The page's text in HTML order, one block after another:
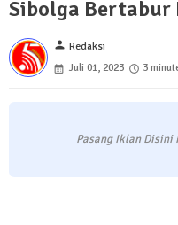
Sibolga Bertabur
person Redaksi
Juli 01, 2023
3
Pasang Iklan Disini